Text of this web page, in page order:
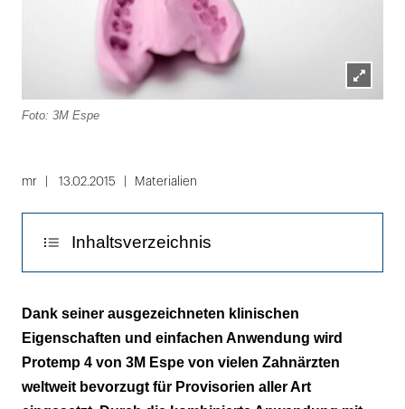
Lightbox
Foto: 3M Espe
mr 13.02.2015 Materialien
Inhaltsverzeichnis
Glanz im Handumdrehen
Dank seiner ausgezeichneten klinischen
Eigenschaften und einfachen Anwendung wird
Protemp 4 von 3M Espe von vielen Zahnärzten
weltweit bevorzugt für Provisorien aller Art